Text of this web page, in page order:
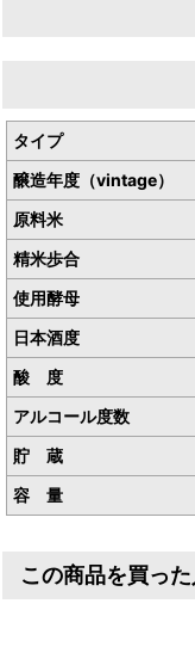
タイプ
醸造年度（vintage）
原料米
精米歩合
使用酵母
日本酒度
酸 度
アルコール度数
貯 蔵
容 量
この商品を買っ